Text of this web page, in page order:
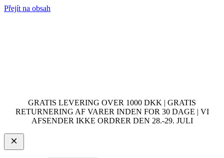
Přejít na obsah
GRATIS LEVERING OVER 1000 DKK | GRATIS
RETURNERING AF VARER INDEN FOR 30 DAGE | VI
AFSENDER IKKE ORDRER DEN 28.-29. JULI